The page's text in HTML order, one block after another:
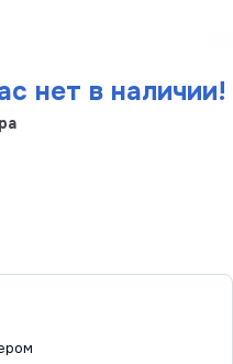
нет в наличии!